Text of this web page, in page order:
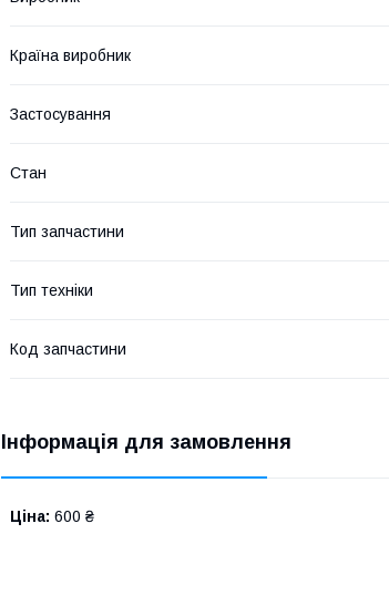
Країна виробник
Застосування
Стан
Тип запчастини
Тип техніки
Код запчастини
Інформація для замовлення
Ціна: 600 ₴